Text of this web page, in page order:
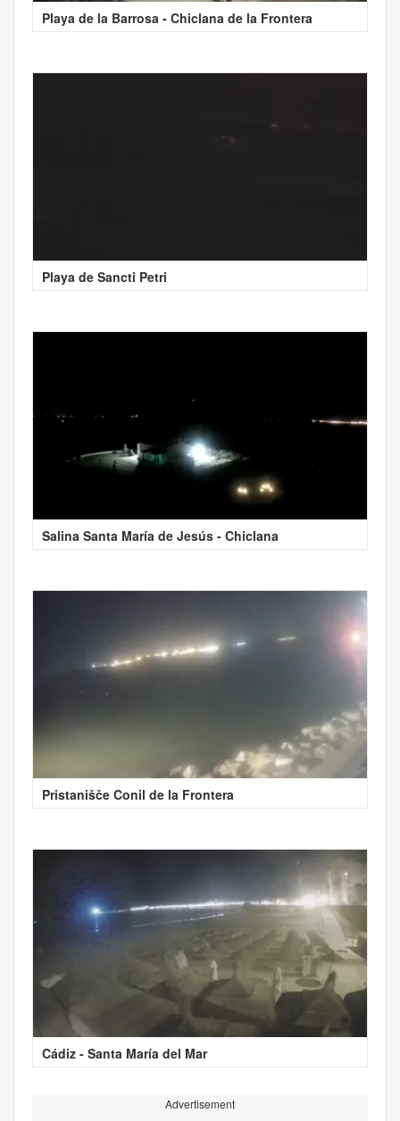
Playa de la Barrosa - Chiclana de la Frontera
Playa de Sancti Petri
Salina Santa María de Jesús - Chiclana
Pristanišče Conil de la Frontera
Cádiz - Santa María del Mar
Advertisement